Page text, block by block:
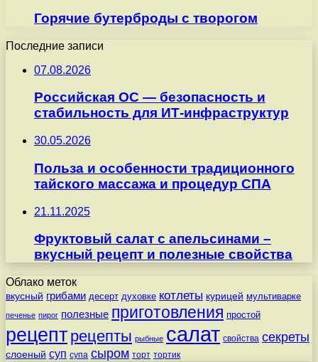
Горячие бутерброды с творогом
Последние записи
07.08.2026
Российская ОС — безопасность и
стабильность для ИТ-инфраструктур
30.05.2026
Польза и особенности традиционного
тайского массажа и процедур СПА
21.11.2025
Фруктовый салат с апельсинами –
вкусный рецепт и полезные свойства
Облако меток
вкусный грибами десерт духовке котлеты курицей мультиварке
печенье пирог полезные приготовления простой
рецепт рецепты рыбные салат свойства секреты
слоеный суп супа сыром торт тортик